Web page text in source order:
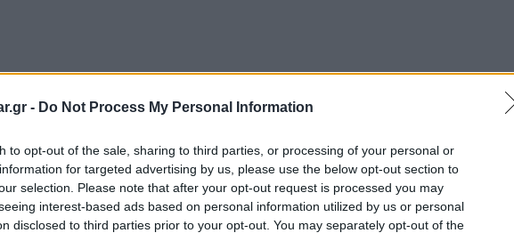
- Do Not Process My Personal Information
to opt-out of the sale, sharing to third parties, or processing of your personal or
for targeted advertising by us, please use the below opt-out section to
selection. Please note that after your opt-out request is processed you may
interest-based ads based on personal information utilized by us or personal
disclosed to third parties prior to your opt-out. You may separately opt-out of the